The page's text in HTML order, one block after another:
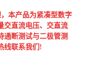
本产品为紧凑型数字
交直流电压、交直流
通断测试与二极管测
线联系我们!